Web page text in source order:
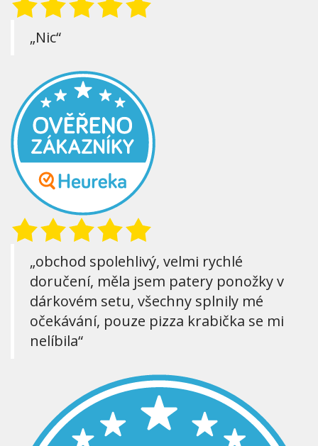
„Nic“
„obchod spolehlivý, velmi rychlé
doručení, měla jsem patery ponožky v
dárkovém setu, všechny splnily mé
očekávání, pouze pizza krabička se mi
nelíbila“